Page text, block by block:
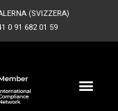
(SVIZZERA)
0 91 682 01 59